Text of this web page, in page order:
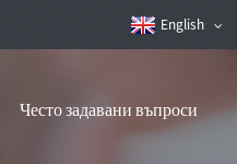
English
Често задавани въпроси